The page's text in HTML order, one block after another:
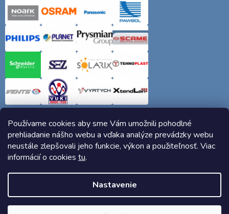
Používame cookies aby sme Vám umožnili pohodlné
prehliadanie nášho webu a vďaka analýze prevádzky webu
neustále zlepšovali jeho funkcie, výkon a použiteľnosť. Viac
informácií o cookies tu.
Nastavenie
Copyright 2026Elektro-siete.sk. Všetky práva vyhradené.
Vytvoril Shoptet